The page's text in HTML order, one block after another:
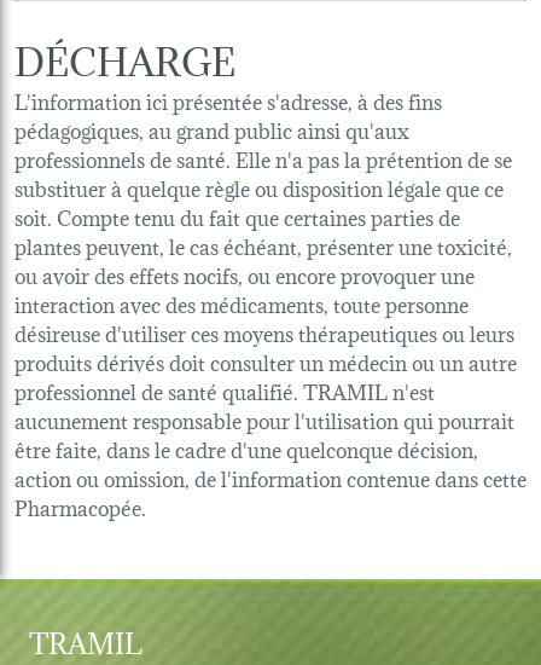
DÉCHARGE
L'information ici présentée s'adresse, à des fins
pédagogiques, au grand public ainsi qu'aux
professionnels de santé. Elle n'a pas la prétention de se
substituer à quelque règle ou disposition légale que ce
soit. Compte tenu du fait que certaines parties de
plantes peuvent, le cas échéant, présenter une toxicité,
ou avoir des effets nocifs, ou encore provoquer une
interaction avec des médicaments, toute personne
désireuse d'utiliser ces moyens thérapeutiques ou leurs
produits dérivés doit consulter un médecin ou un autre
professionnel de santé qualifié. TRAMIL n'est
aucunement responsable pour l'utilisation qui pourrait
être faite, dans le cadre d'une quelconque décision,
action ou omission, de l'information contenue dans cette
Pharmacopée.
TRAMIL